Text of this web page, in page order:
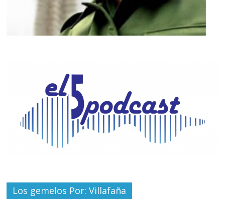
Los gemelos Por: Villafaña